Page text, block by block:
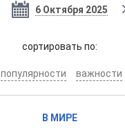
6 Октября 2025
cортировать по:
популярности важности
В МИРЕ